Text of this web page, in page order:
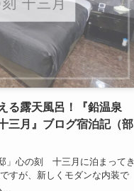
る露天風呂！『鉛温泉
三月』ブログ宿泊記（部
」心の刻 十三月に泊まってき
すが、新しくモダンな内装で